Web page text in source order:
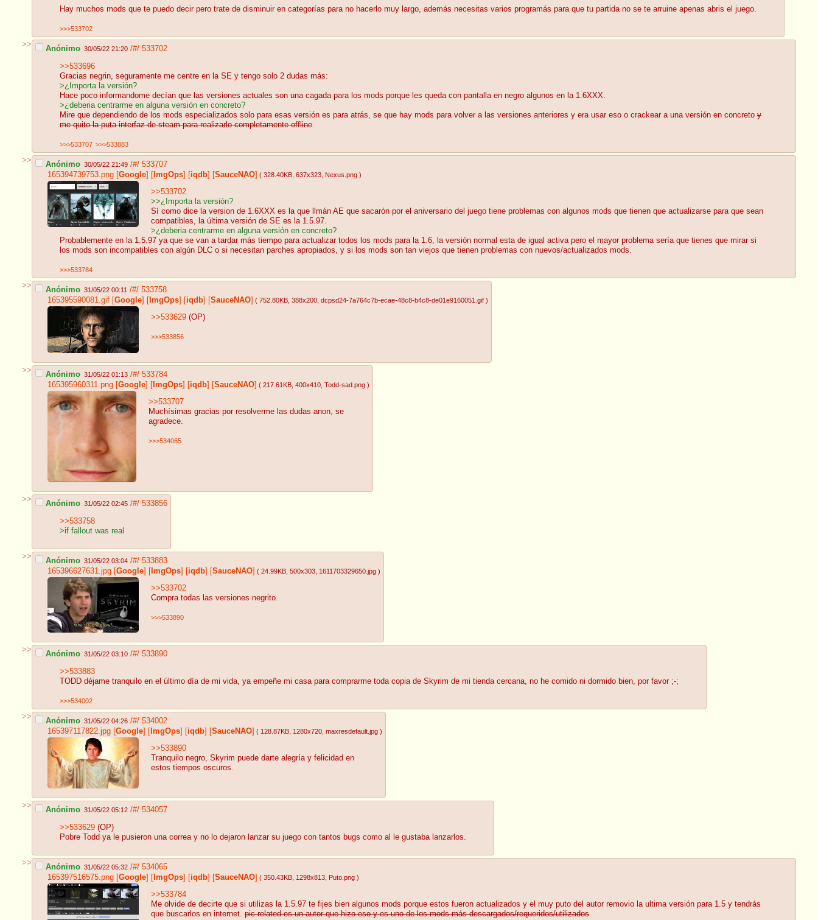
Hay muchos mods que te puedo decir pero trate de disminuir en categorías para no hacerlo muy largo, además necesitas varios programás para que tu partida no se te arruine apenas abris el juego.
>>>533702
>> Anónimo 30/05/22 21:20 /#/ 533702
>>533696
Gracias negrin, seguramente me centre en la SE y tengo solo 2 dudas más:
>¿Importa la versión?
Hace poco informandome decían que las versiones actuales son una cagada para los mods porque les queda con pantalla en negro algunos en la 1.6XXX.
>¿deberia centrarme en alguna versión en concreto?
Mire que dependiendo de los mods especializados solo para esas versión es para atrás, se que hay mods para volver a las versiones anteriores y era usar eso o crackear a una versión en concreto y
me quito la puta interfaz de steam para realizarlo completamente offline.
>>>533707 >>>533883
>> Anónimo 30/05/22 21:49 /#/ 533707
165394739753.png [Google] [ ImgOps] [iqdb] [SauceNAO] ( 328.40KB , 637x323 , Nexus.png )
>>533702
>>¿Importa la versión?
Sí como dice la version de 1.6XXX es la que llmán AE que sacarón por el aniversario del juego tiene problemas con algunos mods que tienen que actualizarse para que sean
compatibles, la última versión de SE es la 1.5.97.
>¿deberia centrarme en alguna versión en concreto?
Probablemente en la 1.5.97 ya que se van a tardar más tiempo para actualizar todos los mods para la 1.6, la versión normal esta de igual activa pero el mayor problema sería que tienes que mirar si
los mods son incompatibles con algún DLC o si necesitan parches apropiados, y si los mods son tan viejos que tienen problemas con nuevos/actualizados mods.
>>>533784
>> Anónimo 31/05/22 00:11 /#/ 533758
165395590081.gif [Google] [ ImgOps] [iqdb] [SauceNAO] ( 752.80KB , 388x200 , dcpsd24-7a764c7b-ecae-48c8-b4c8-de01e9160051.gif )
>>533629 (OP)
>>>533856
>> Anónimo 31/05/22 01:13 /#/ 533784
165395960311.png [Google] [ ImgOps] [iqdb] [SauceNAO] ( 217.61KB , 400x410 , Todd-sad.png )
>>533707
Muchísimas gracias por resolverme las dudas anon, se
agradece.
>>>534065
>> Anónimo 31/05/22 02:45 /#/ 533856
>>533758
>if fallout was real
>> Anónimo 31/05/22 03:04 /#/ 533883
165396627631.jpg [Google] [ ImgOps] [iqdb] [SauceNAO] ( 24.99KB , 500x303 , 1611703329650.jpg )
>>533702
Compra todas las versiones negrito.
>>>533890
>> Anónimo 31/05/22 03:10 /#/ 533890
>>533883
TODD déjame tranquilo en el último día de mi vida, ya empeñe mi casa para comprarme toda copia de Skyrim de mi tienda cercana, no he comido ni dormido bien, por favor ;-;
>>>534002
>> Anónimo 31/05/22 04:26 /#/ 534002
165397117822.jpg [Google] [ ImgOps] [iqdb] [SauceNAO] ( 128.87KB , 1280x720 , maxresdefault.jpg )
>>533890
Tranquilo negro, Skyrim puede darte alegría y felicidad en
estos tiempos oscuros.
>> Anónimo 31/05/22 05:12 /#/ 534057
>>533629 (OP)
Pobre Todd ya le pusieron una correa y no lo dejaron lanzar su juego con tantos bugs como al le gustaba lanzarlos.
>> Anónimo 31/05/22 05:32 /#/ 534065
165397516575.png [Google] [ ImgOps] [iqdb] [SauceNAO] ( 350.43KB , 1298x813 , Puto.png )
>>533784
Me olvide de decirte que si utilizas la 1.5.97 te fijes bien algunos mods porque estos fueron actualizados y el muy puto del autor removio la ultima versión para 1.5 y tendrás
que buscarlos en internet. pic related es un autor que hizo eso y es uno de los mods más descargados/requeridos/utilizados